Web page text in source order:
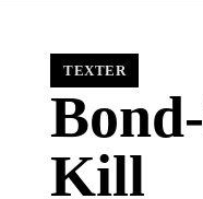
TEXTER
Kill